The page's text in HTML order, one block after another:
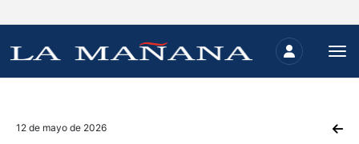
12 de mayo de 2026